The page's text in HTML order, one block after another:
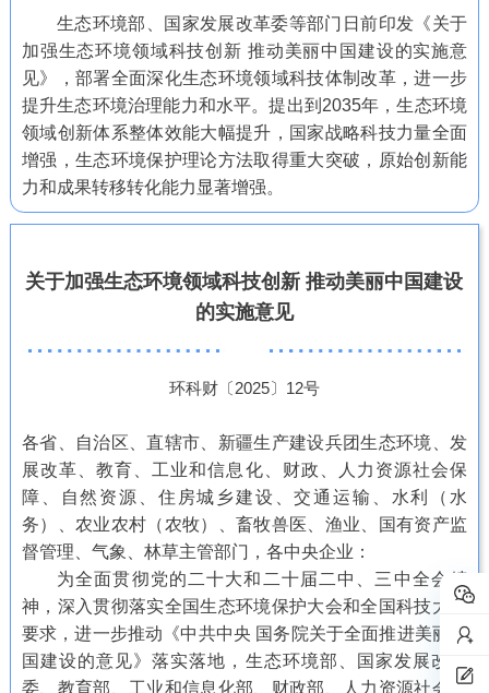
生态环境部、国家发展改革委等部门日前印发《关于
加强生态环境领域科技创新 推动美丽中国建设的实施意
见》，部署全面深化生态环境领域科技体制改革，进一步
提升生态环境治理能力和水平。提出到2035年，生态环境
领域创新体系整体效能大幅提升，国家战略科技力量全面
增强，生态环境保护理论方法取得重大突破，原始创新能
力和成果转移转化能力显著增强。
关于加强生态环境领域科技创新 推动美丽中国建设
的实施意见
环科财〔2025〕12号
各省、自治区、直辖市、新疆生产建设兵团生态环境、发
展改革、教育、工业和信息化、财政、人力资源社会保
障、自然资源、住房城乡建设、交通运输、水利（水
务）、农业农村（农牧）、畜牧兽医、渔业、国有资产监
督管理、气象、林草主管部门，各中央企业：
为全面贯彻党的二十大和二十届二中、三中全会精
神，深入贯彻落实全国生态环境保护大会和全国科技大会
要求，进一步推动《中共中央 国务院关于全面推进美丽中
国建设的意见》落实落地，生态环境部、国家发展改革
委、教育部、工业和信息化部、财政部、人力资源社会保